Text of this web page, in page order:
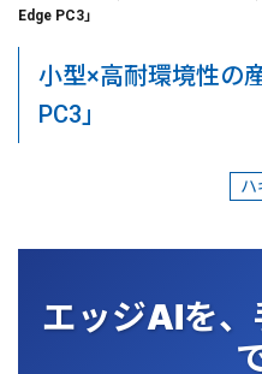
Edge PC3」
小型×高耐環境性の
PC3」
ハ
エッジAIを